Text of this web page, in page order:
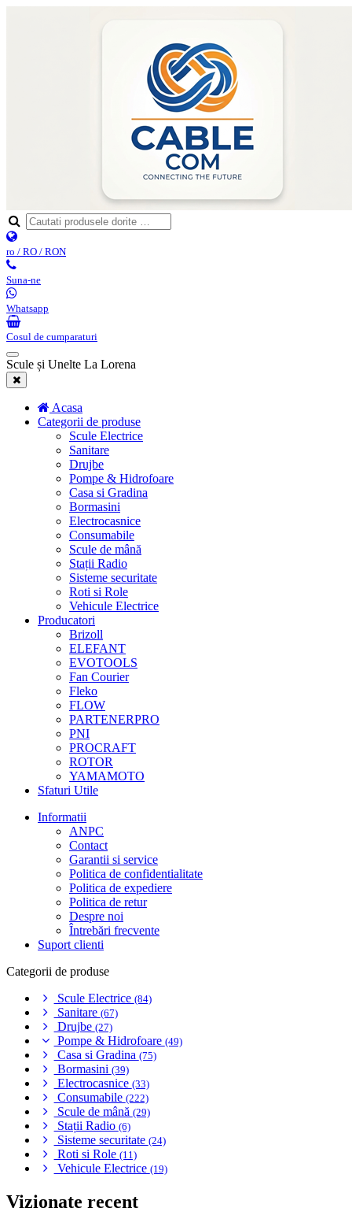
ro / RO / RON
Suna-ne
Whatsapp
Cosul de cumparaturi
Scule și Unelte La Lorena
Acasa
Categorii de produse
Scule Electrice
Sanitare
Drujbe
Pompe & Hidrofoare
Casa si Gradina
Bormasini
Electrocasnice
Consumabile
Scule de mână
Stații Radio
Sisteme securitate
Roti si Role
Vehicule Electrice
Producatori
Brizoll
ELEFANT
EVOTOOLS
Fan Courier
Fleko
FLOW
PARTENERPRO
PNI
PROCRAFT
ROTOR
YAMAMOTO
Sfaturi Utile
Informatii
ANPC
Contact
Garantii si service
Politica de confidentialitate
Politica de expediere
Politica de retur
Despre noi
Întrebări frecvente
Suport clienti
Categorii de produse
Scule Electrice (84)
Sanitare (67)
Drujbe (27)
Pompe & Hidrofoare (49)
Casa si Gradina (75)
Bormasini (39)
Electrocasnice (33)
Consumabile (222)
Scule de mână (29)
Stații Radio (6)
Sisteme securitate (24)
Roti si Role (11)
Vehicule Electrice (19)
Vizionate recent